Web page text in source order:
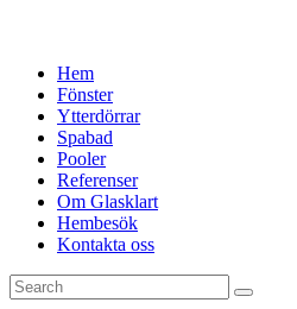
Hem
Fönster
Ytterdörrar
Spabad
Pooler
Referenser
Om Glasklart
Hembesök
Kontakta oss